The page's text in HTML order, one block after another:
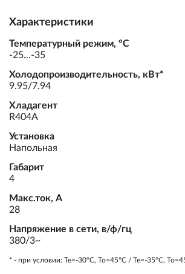
Характеристики
Температурный режим, °С
-25…-35
Холодопроизводительность, кВт*
9.95/7.94
Хладагент
R404A
Установка
Напольная
Габарит
4
Макс.ток, А
28
Напряжение в сети, в/ф/гц
380/3~
* - при условии: Te=-30ºC, To=45ºC / Te=-35ºC,